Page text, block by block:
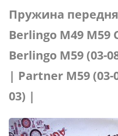
Пружина
Berlingo M49 M59
Berlingo M59 (03-
| Partner M59
03) |